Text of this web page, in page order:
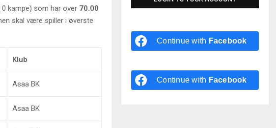
0 kampe) som har over 70.00
skal være spiller i øverste
Klub
Asaa BK
Asaa BK
Continue with Facebook
Continue with Facebook